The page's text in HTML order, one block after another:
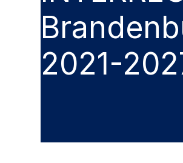
2021-